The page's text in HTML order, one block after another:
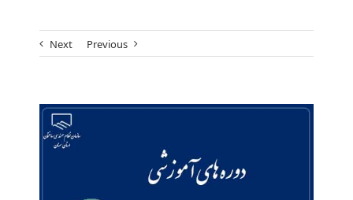
Previous
Next
View